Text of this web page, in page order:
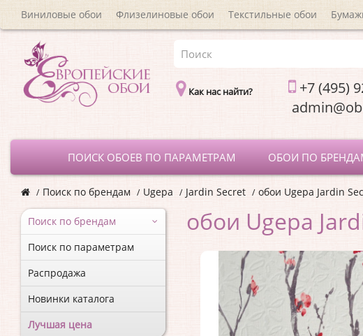
Виниловые обои Флизелиновые обои Текстильные обои
Как нас найти?
+7 (495)
ПОИСК ОБОЕВ ПО ПАРАМЕТРАМ ОБОИ ПО
Поиск по брендам Ugepa Jardin Secret обои Ugepa Jardin
Поиск по брендам
Поиск по параметрам
Распродажа
Новинки каталога
Лучшая цена
обои Ugepa